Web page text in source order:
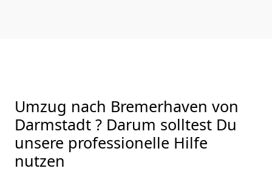
Umzug nach Bremer­haven von
Darmstadt ? Darum solltest Du
unsere professionelle Hilfe
nutzen